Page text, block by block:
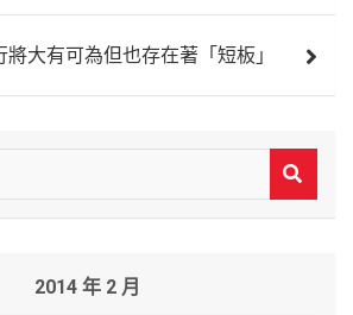
將大有可為但也存在著「短板」
2014 年 2 月